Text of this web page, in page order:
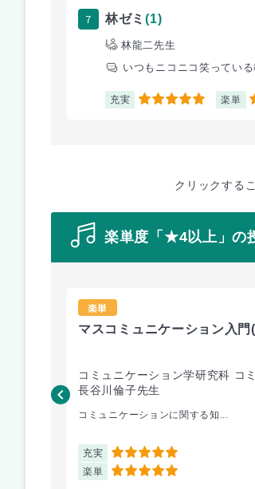
7 林ゼミ(1)
林龍二先生
いつもニコニコ笑っている
充実 5 楽単
クリックする
楽単度「★4以上」の
楽単
マスコミュニケーション入門
コミュニケーション学研究科 コ
長谷川倫子先生
コミュニケーションに関する知...
充実 5
楽単 5